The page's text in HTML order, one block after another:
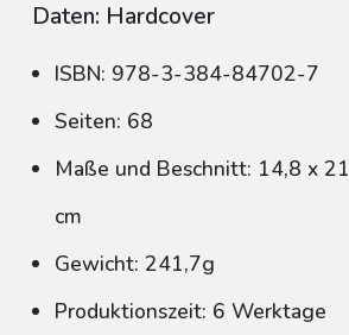
Daten: Hardcover
ISBN: 978-3-384-84702-7
Seiten: 68
Maße und Beschnitt: 14,8 x 21
cm
Gewicht: 241,7g
Produktionszeit: 6 Werktage